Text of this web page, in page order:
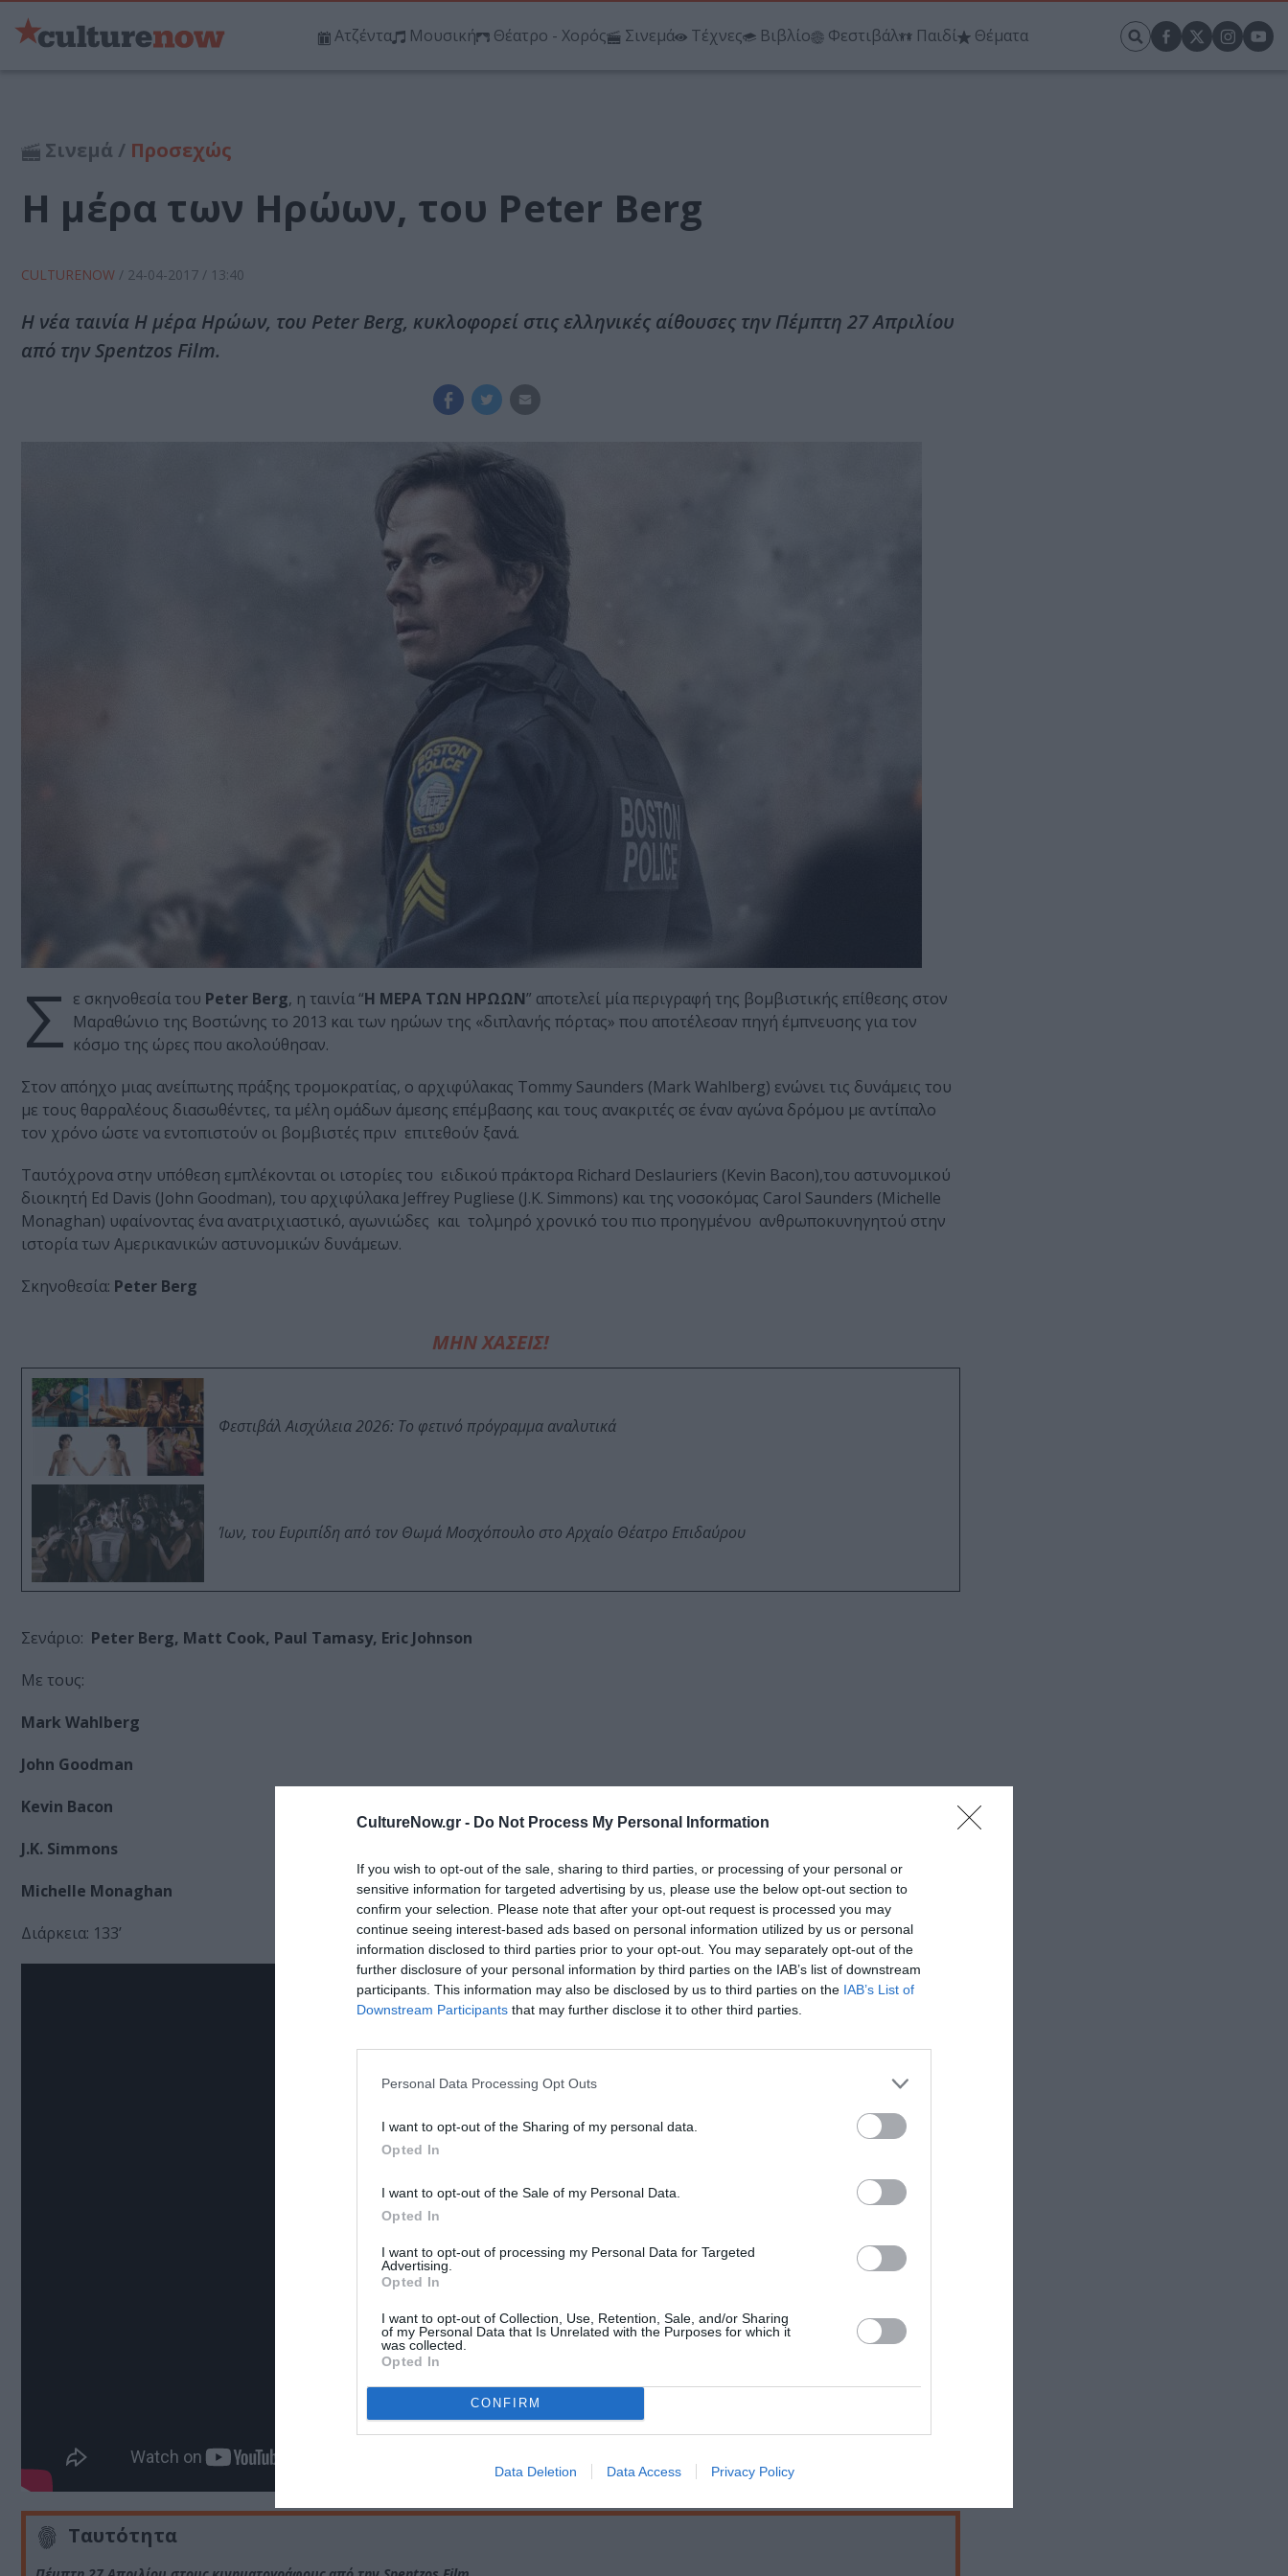
CultureNow.gr - Do Not Process My Personal Information
If you wish to opt-out of the sale, sharing to third parties, or processing of your personal or
sensitive information for targeted advertising by us, please use the below opt-out section to
confirm your selection. Please note that after your opt-out request is processed you may
continue seeing interest-based ads based on personal information utilized by us or personal
information disclosed to third parties prior to your opt-out. You may separately opt-out of the
further disclosure of your personal information by third parties on the IAB’s list of downstream
participants. This information may also be disclosed by us to third parties on the IAB’s List of
Downstream Participants that may further disclose it to other third parties.
Personal Data Processing Opt Outs
I want to opt-out of the Sharing of my personal data.
Opted In
I want to opt-out of the Sale of my Personal Data.
Opted In
I want to opt-out of processing my Personal Data for Targeted
Advertising.
Opted In
I want to opt-out of Collection, Use, Retention, Sale, and/or Sharing
of my Personal Data that Is Unrelated with the Purposes for which it
was collected.
Opted In
CONFIRM
Data Deletion Data Access Privacy Policy
Ατζέντα Μουσική Θέατρο - Χορός Σινεμά Τέχνες Βιβλίο Φεστιβάλ Παιδί Θέματα
Σινεμά / Προσεχώς
Η μέρα των Ηρώων, του Peter Berg
CULTURENOW / 24-04-2017 / 13:40
Η νέα ταινία Η μέρα Ηρώων, του Peter Berg, κυκλοφορεί στις ελληνικές αίθουσες την Πέμπτη 27 Απριλίου
από την Spentzos Film.
Σ ε σκηνοθεσία του Peter Berg, η ταινία “Η ΜΕΡΑ ΤΩΝ ΗΡΩΩΝ” αποτελεί μία περιγραφή της βομβιστικής επίθεσης στον
Μαραθώνιο της Βοστώνης το 2013 και των ηρώων της «διπλανής πόρτας» που αποτέλεσαν πηγή έμπνευσης για τον
κόσμο της ώρες που ακολούθησαν.
Στον απόηχο μιας ανείπωτης πράξης τρομοκρατίας, ο αρχιφύλακας Tommy Saunders (Mark Wahlberg) ενώνει τις δυνάμεις του
με τους θαρραλέους διασωθέντες, τα μέλη ομάδων άμεσης επέμβασης και τους ανακριτές σε έναν αγώνα δρόμου με αντίπαλο
τον χρόνο ώστε να εντοπιστούν οι βομβιστές πριν επιτεθούν ξανά.
Ταυτόχρονα στην υπόθεση εμπλέκονται οι ιστορίες του ειδικού πράκτορα Richard Deslauriers (Kevin Bacon),του αστυνομικού
διοικητή Ed Davis (John Goodman), του αρχιφύλακα Jeffrey Pugliese (J.K. Simmons) και της νοσοκόμας Carol Saunders (Michelle
Monaghan) υφαίνοντας ένα ανατριχιαστικό, αγωνιώδες και τολμηρό χρονικό του πιο προηγμένου ανθρωποκυνηγητού στην
ιστορία των Αμερικανικών αστυνομικών δυνάμεων.
Σκηνοθεσία: Peter Berg
ΜΗΝ ΧΑΣΕΙΣ!
Φεστιβάλ Αισχύλεια 2026: Το φετινό πρόγραμμα αναλυτικά
Ίων, του Ευριπίδη από τον Θωμά Μοσχόπουλο στο Αρχαίο Θέατρο Επιδαύρου
Σενάριο: Peter Berg, Matt Cook, Paul Tamasy, Eric Johnson
Με τους:
Mark Wahlberg
John Goodman
Kevin Bacon
J.K. Simmons
Michelle Monaghan
Διάρκεια: 133’
Ταυτότητα